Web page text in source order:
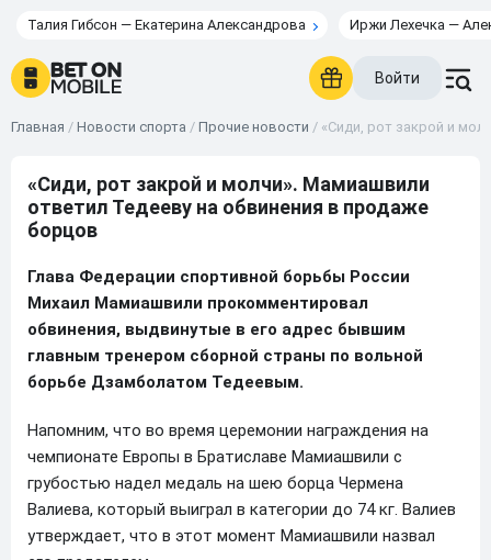
Талия Гибсон — Екатерина Александрова Иржи Лехечка —
Войти
Главная / Новости спорта / Прочие новости / «Сиди, рот закрой и
«Сиди, рот закрой и молчи». Мамиашвили
ответил Тедееву на обвинения в продаже
борцов
Глава Федерации спортивной борьбы России
Михаил Мамиашвили прокомментировал
обвинения, выдвинутые в его адрес бывшим
главным тренером сборной страны по вольной
борьбе Дзамболатом Тедеевым.
Напомним, что во время церемонии награждения на
чемпионате Европы в Братиславе Мамиашвили с
грубостью надел медаль на шею борца Чермена
Валиева, который выиграл в категории до 74 кг. Валиев
утверждает, что в этот момент Мамиашвили назвал